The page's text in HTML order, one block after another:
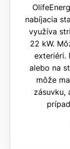
nabíjacia
využíva
22 kW.
exteriéri.
alebo na
môže
zásuvku,